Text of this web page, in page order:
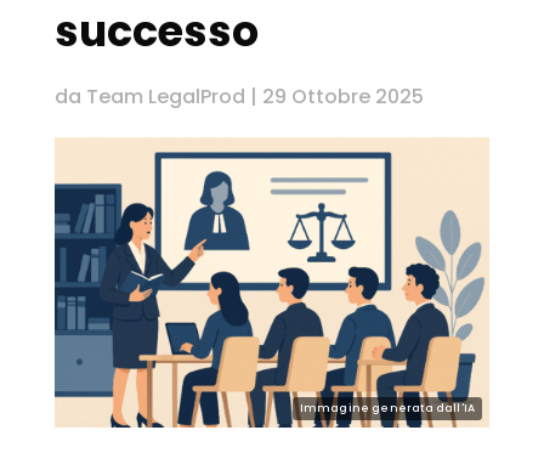
successo
da Team LegalProd | 29 Ottobre 2025